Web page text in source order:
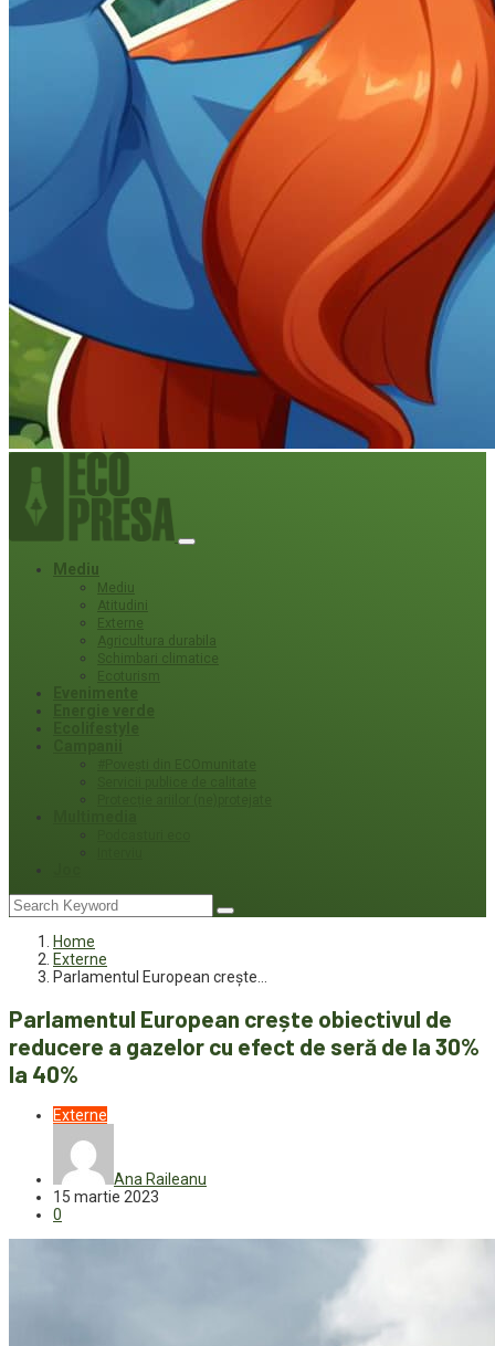
Mediu
Mediu
Atitudini
Externe
Agricultura durabila
Schimbari climatice
Ecoturism
Home
Externe
Parlamentul European crește…
Parlamentul European crește obiectivul de
reducere a gazelor cu efect de seră de la 30%
la 40%
Externe
Ana Raileanu
15 martie 2023
0